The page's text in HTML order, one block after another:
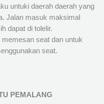
untuki daerah daerah yang
Jalan masuk maksimal
dapat di tolelir.
seat dan untuk
seat.
PEMALANG